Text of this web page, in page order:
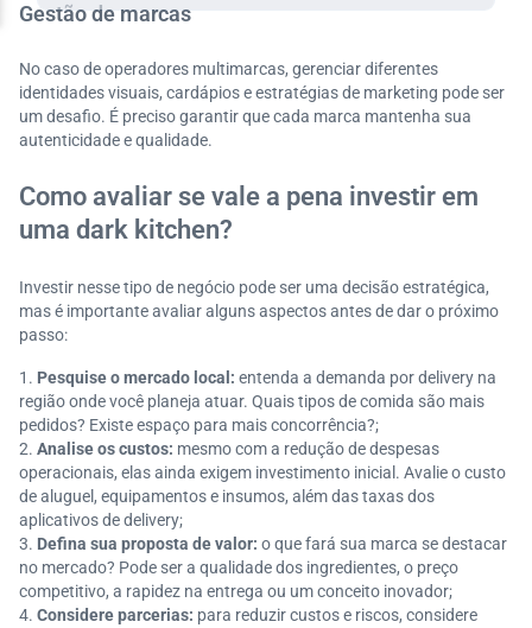
Gestão de marcas
No caso de operadores multimarcas, gerenciar diferentes
identidades visuais, cardápios e estratégias de marketing pode ser
um desafio. É preciso garantir que cada marca mantenha sua
autenticidade e qualidade.
Como avaliar se vale a pena investir em
uma dark kitchen?
Investir nesse tipo de negócio pode ser uma decisão estratégica,
mas é importante avaliar alguns aspectos antes de dar o próximo
passo:
Pesquise o mercado local: entenda a demanda por delivery na
região onde você planeja atuar. Quais tipos de comida são mais
pedidos? Existe espaço para mais concorrência?;
Analise os custos: mesmo com a redução de despesas
operacionais, elas ainda exigem investimento inicial. Avalie o custo
de aluguel, equipamentos e insumos, além das taxas dos
aplicativos de delivery;
Defina sua proposta de valor: o que fará sua marca se destacar
no mercado? Pode ser a qualidade dos ingredientes, o preço
competitivo, a rapidez na entrega ou um conceito inovador;
Considere parcerias: para reduzir custos e riscos, considere